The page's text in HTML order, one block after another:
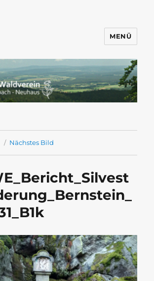
Neuhaus
MENÜ
Nächstes Bild